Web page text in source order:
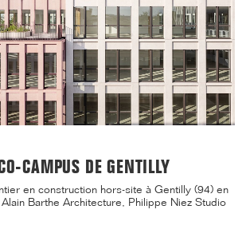
CAMPUS DE GENTILLY
en construction hors-site à Gentilly (94) en
Barthe Architecture, Philippe Niez Studio